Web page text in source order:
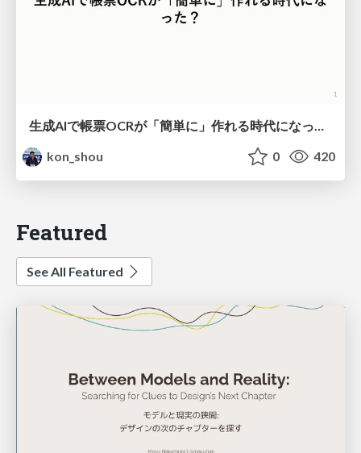
kon_shou
0 420
Featured
See All Featured